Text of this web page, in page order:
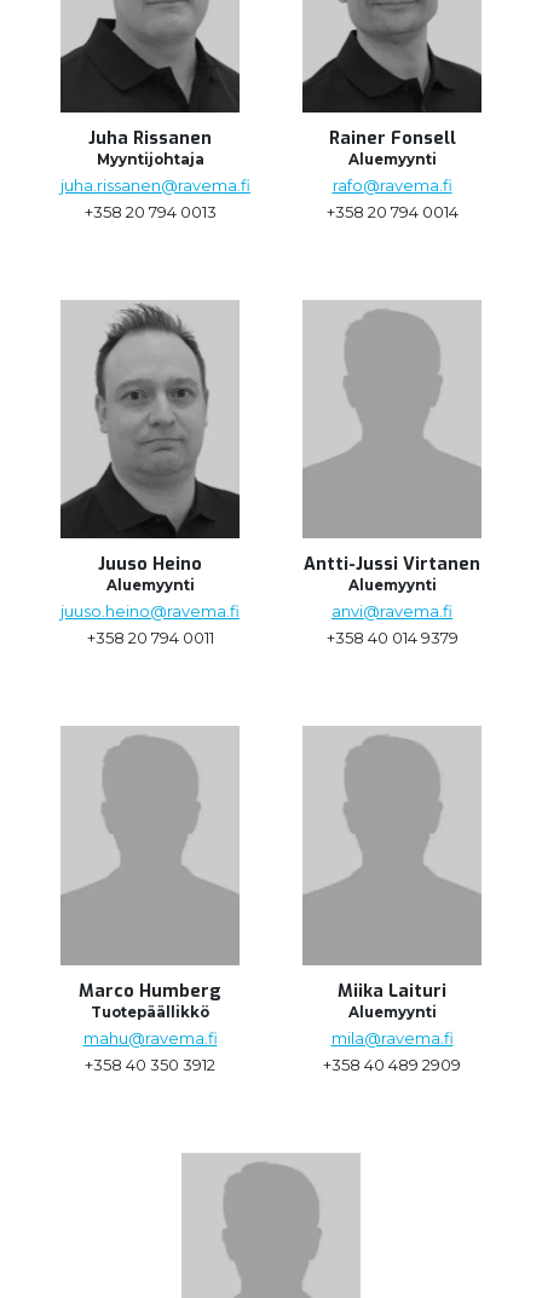
Juha Rissanen
Myyntijohtaja
juha.rissanen@ravema.fi
+358 20 794 0013
Rainer Fonsell
Aluemyynti
rafo@ravema.fi
+358 20 794 0014
Juuso Heino
Aluemyynti
juuso.heino@ravema.fi
+358 20 794 0011
Antti-Jussi Virtanen
Aluemyynti
anvi@ravema.fi
+358 40 014 9379
Marco Humberg
Tuotepäällikkö
mahu@ravema.fi
+358 40 350 3912
Miika Laituri
Aluemyynti
mila@ravema.fi
+358 40 489 2909